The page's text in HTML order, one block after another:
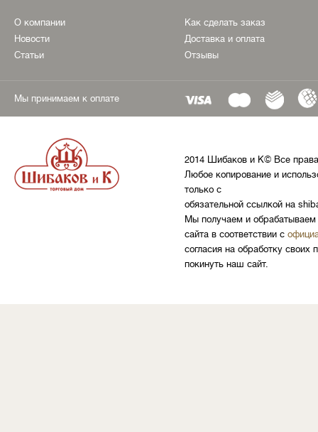
О компании
Новости
Статьи
Как сделать заказ
Доставка и оплата
Отзывы
Мы принимаем к оплате
2014 Шибаков и К© Все
Любое копирование и
только с
обязательной ссылкой на
Мы получаем и обрабатываем
сайта в соответствии с
согласия на обработку
покинуть наш сайт.